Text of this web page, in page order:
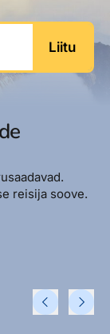
Liitu
reisija soove.